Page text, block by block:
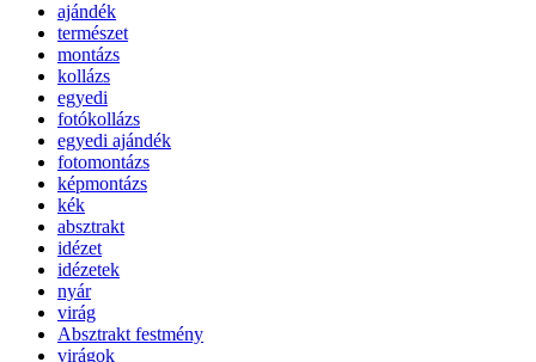
ajándék
természet
montázs
kollázs
egyedi
fotókollázs
egyedi ajándék
fotomontázs
képmontázs
kék
absztrakt
idézet
idézetek
nyár
virág
Absztrakt festmény
virágok